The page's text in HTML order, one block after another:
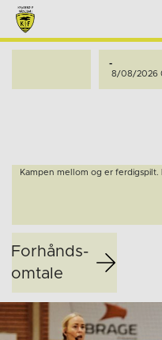
-
8/08/2026
Kampen mellom og er
Forhånds­
omtale